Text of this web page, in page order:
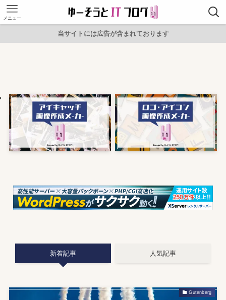
メニュー
当サイトには広告が含まれております
新着記事 人気記事
Gutenberg